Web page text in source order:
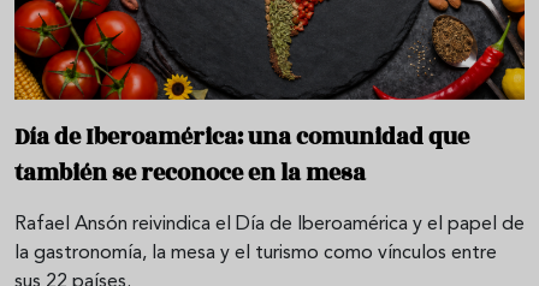
Día de Iberoamérica: una comunidad que
también se reconoce en la mesa
Rafael Ansón reivindica el Día de Iberoamérica y el papel de
la gastronomía, la mesa y el turismo como vínculos entre